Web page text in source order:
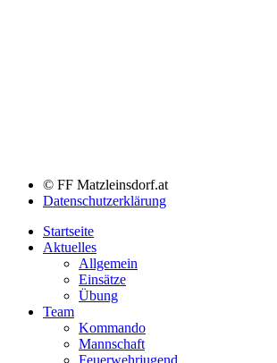
© FF Matzleinsdorf.at
Datenschutzerklärung
Startseite
Aktuelles
Allgemein
Einsätze
Übung
Team
Kommando
Mannschaft
Feuerwehrjugend